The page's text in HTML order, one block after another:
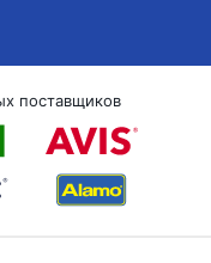
поставщиков